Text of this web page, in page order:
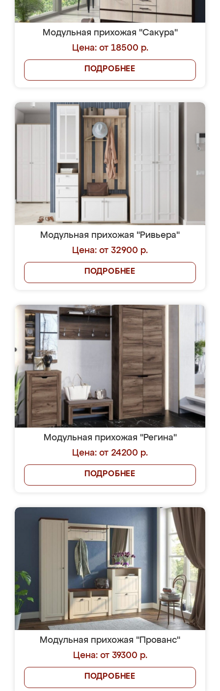
Модульная прихожая "Сакура"
Цена: от 18500 р.
ПОДРОБНЕЕ
Модульная прихожая "Ривьера"
Цена: от 32900 р.
ПОДРОБНЕЕ
Модульная прихожая "Регина"
Цена: от 24200 р.
ПОДРОБНЕЕ
Модульная прихожая "Прованс"
Цена: от 39300 р.
ПОДРОБНЕЕ